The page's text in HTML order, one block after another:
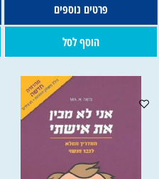
פרטים נוספים
הוסף לסל